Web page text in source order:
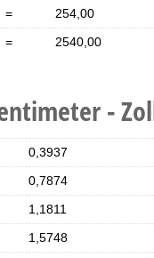
=
254,00
= 2540,00
-
0,3937
0,7874
1,1811
1,5748